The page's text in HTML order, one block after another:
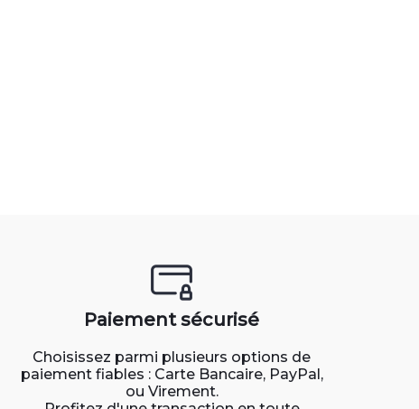
Paiement sécurisé
Choisissez parmi plusieurs options de
paiement fiables : Carte Bancaire, PayPal,
ou Virement.